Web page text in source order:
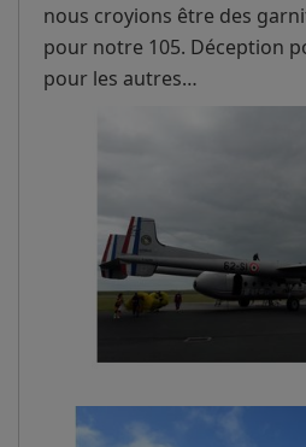
nous croyions être des
pour notre 105. Déception
pour les autres…